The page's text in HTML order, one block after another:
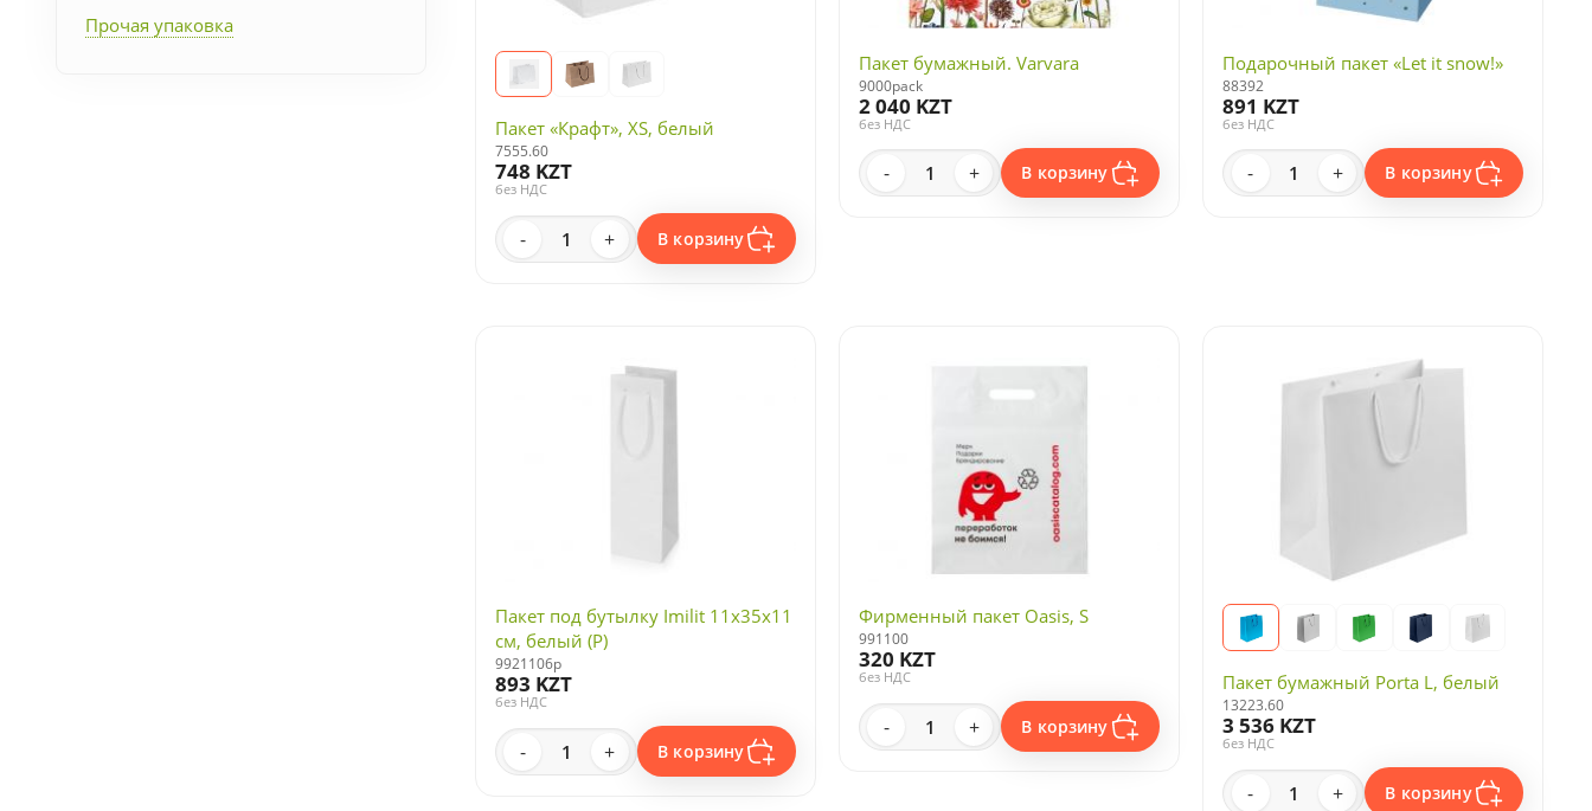
Прочая упаковка
Пакет «Крафт», XS, белый
7555.60
748 KZT
без НДС
- + В корзину
Пакет бумажный. Varvara
9000pack
2 040 KZT
без НДС
- + В корзину
Подарочный пакет «Let it snow!»
88392
891 KZT
без НДС
- + В корзину
Пакет под бутылку Imilit 11х35х11
см, белый (P)
9921106p
893 KZT
без НДС
- + В корзину
Фирменный пакет Oasis, S
991100
320 KZT
без НДС
- + В корзину
Пакет бумажный Porta L, белый
13223.60
3 536 KZT
без НДС
- + В корзину